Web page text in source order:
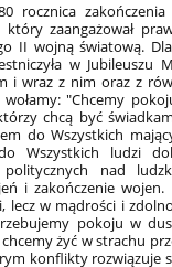
rocznica zakończenia
zaangażował
II wojną światową.
w Jubileuszu
i wraz z nim oraz z
wołamy: "Chcemy
chcą być
do Wszystkich
Wszystkich ludzi
politycznych nad
i zakończenie wojen.
lecz w mądrości i
pokoju w
żyć w strachu
konflikty rozwiązuje